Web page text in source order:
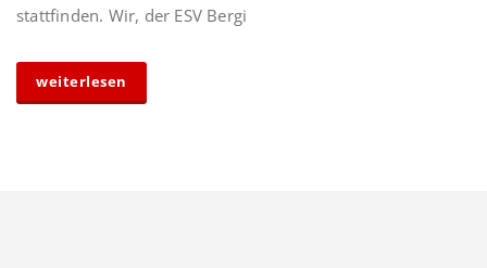
stattfinden. Wir, der ESV Bergi
weiterlesen